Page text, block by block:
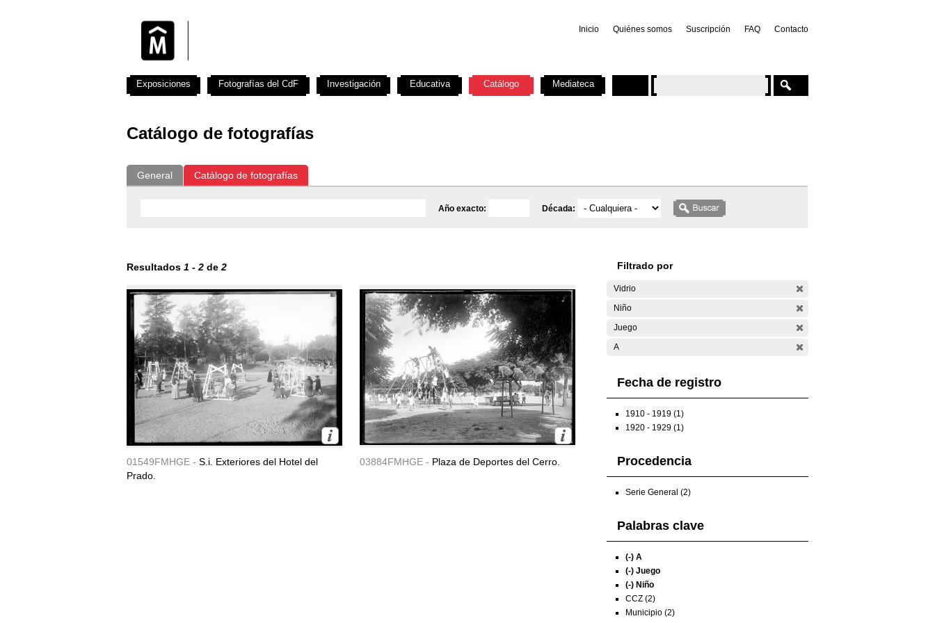
Inicio Quiénes somos Suscripción FAQ Contacto
Catálogo de fotografías
General Catálogo de fotografías
Año exacto: Década:
Resultados 1 - 2 de 2
01549FMHGE - S.i. Exteriores del Hotel del
Prado.
03884FMHGE - Plaza de Deportes del Cerro.
Filtrado por
Vidrio
Niño
Juego
A
Fecha de registro
1910 - 1919 (1)
1920 - 1929 (1)
Procedencia
Serie General (2)
Palabras clave
(-) A
(-) Juego
(-) Niño
CCZ (2)
Municipio (2)
Exposiciones Fotografías del CdF Investigación Educativa Catálogo Mediateca